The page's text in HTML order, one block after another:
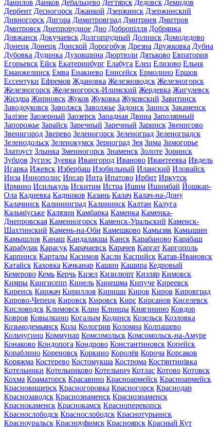
Данилов Данков Дебальцево Дегтярск Дедовск Демидов
Дербент Десногорск Джанкой Дзержинск Дзержинский
Дивногорск Дигора Димитровград Дмитриев Дмитров
Дмитровск Днепрорудное Дно Добропілля Добрянка
Довжанск Докучаевск Долгопрудный Долинск Домодедово
Донецк Донецк Донской Дорогобуж Дрезна Дружковка Дубна
Дубовка Дудинка Духовщина Дюртюли Дятьково Евпатория
Егорьевск Ейск Екатеринбург Елабуга Елец Елизово Ельня
Еманжелинск Емва Енакиево Енисейск Ермолино Ершов
Ессентуки Ефремов Ждановка Железноводск Железногорск
Железногорск Железногорск-Илимский Жердевка Жигулевск
Жиздра Жирновск Жуков Жуковка Жуковский Завитинск
Заводоуковск Заволжск Заволжье Задонск Заинск Закаменск
Залізне Заозерный Заозерск Западная Двина Заполярный
Запорожье Зарайск Заречный Заречный Заринск Звенигово
Звенигород Зверево Зеленогорск Зеленоград Зеленоградск
Зеленодольск Зеленокумск Зерноград Зея Зима Зимогорье
Златоуст Злынка Змеиногорск Знаменск Золоте Зоринск
Зубцов Зугрэс Зуевка Ивангород Иваново Ивантеевка Ивдель
Игарка Ижевск Избербаш Изобильный Иланский Иловайск
Инза Иннополис Инсар Инта Ипатово Ирбит Иркутск
Ирмино Исилькуль Искитим Истра Ишим Ишимбай Йошкар-
Ола Кадиевка Кадников Казань Калач Калач-на-Дону
Калачинск Калининград Калининск Калтан Калуга
Кальміуське Калязин Камбарка Каменка Каменка-
Днепровская Каменногорск Каменск-Уральский Каменск-
Шахтинский Камень-на-Оби Камешково Камызяк Камышин
Камышлов Канаш Кандалакша Канск Карабаново Карабаш
Карабулак Карасук Карачаевск Карачев Каргат Каргополь
Карпинск Карталы Касимов Касли Каспийск Катав-Ивановск
Катайск Каховка Качканар Кашин Кашира Кедровый
Кемерово Кемь Керчь Кизел Кизилюрт Кизляр Кимовск
Кимры Кингисепп Кинель Кинешма Кипуче Киреевск
Киренск Киржач Кириллов Кириши Киров Киров Кировград
Кирово-Чепецк Кировск Кировск Кирс Кирсанов Киселевск
Кисловодск Климовск Клин Клинцы Княгинино Ковдор
Ковров Ковылкино Когалым Кодинск Козельск Козловка
Козьмодемьянск Кола Кологрив Коломна Колпашево
Кольчугино Коммунар Комсомольск Комсомольск-на-Амуре
Конаково Кондопога Кондрово Константиновск Копейск
Кораблино Кореновск Коркино Королёв Короча Корсаков
Коряжма Костерево Костомукша Кострома Костянтинівка
Котельники Котельниково Котельнич Котлас Котово Котовск
Кохма Краматорск Красавино Красноармейск Красноармейск
Красновишерск Красногоровка Красногорск Краснодар
Краснозаводск Краснознаменск Краснознаменск
Краснокаменск Краснокамск Красноперекопск
Краснослободск Краснослободск Краснотурьинск
Красноуральск Красноуфимск Красноярск Красный Кут